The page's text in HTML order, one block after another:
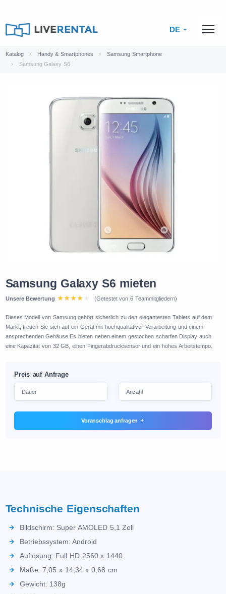
DE
Katalog Handy & Smartphones
Samsung Smartphone
Samsung Galaxy S6
Samsung Galaxy S6 mieten
Unsere Bewertung (Getestet von 6 Teammitgliedern)
Dieses Modell von Samsung gehört sicherlich zu den elegantesten Tablets auf dem
Markt, freuen Sie sich auf ein Gerät mit hochqualitativer Verarbeitung und einem
ansprechenden Gehäuse.Es bieten neben einem gestochen scharfen Display auch
eine Kapazität von 32 GB, einen Fingerabdrucksensor und ein hohes Arbeitstempo.
Preis auf Anfrage
Voranschlag anfragen
Technische Eigenschaften
Bildschirm: Super AMOLED 5,1 Zoll
Betriebssystem: Android
Auflösung: Full HD 2560 x 1440
Maße: 7,05 x 14,34 x 0,68 cm
Gewicht: 138g